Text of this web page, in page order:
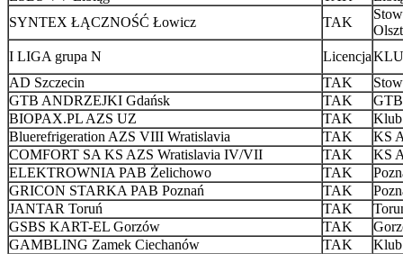
SYNTEX ŁĄCZNOŚĆ Łowicz
TAK
I LIGA grupa N
Licencja
AD Szczecin
TAK
GTB ANDRZEJKI Gdańsk
TAK
BIOPAX.PL AZS UZ
TAK
Klub
Bluerefrigeration AZS VIII Wratislavia
TAK
KS
COMFORT SA KS AZS Wratislavia IV/VII
TAK
KS
ELEKTROWNIA PAB Żelichowo
TAK
GRICON STARKA PAB Poznań
TAK
JANTAR Toruń
TAK
GSBS KART-EL Gorzów
TAK
GAMBLING Zamek Ciechanów
TAK
Klub